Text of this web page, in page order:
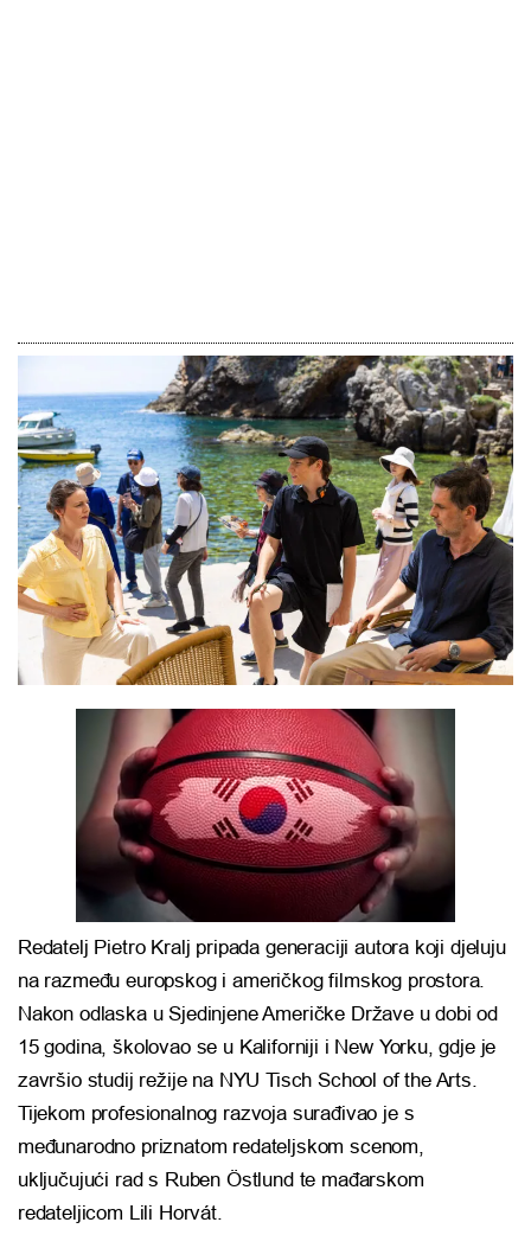
Redatelj Pietro Kralj pripada generaciji autora koji djeluju
na razmeđu europskog i američkog filmskog prostora.
Nakon odlaska u Sjedinjene Američke Države u dobi od
15 godina, školovao se u Kaliforniji i New Yorku, gdje je
završio studij režije na NYU Tisch School of the Arts.
Tijekom profesionalnog razvoja surađivao je s
međunarodno priznatom redateljskom scenom,
uključujući rad s Ruben Östlund te mađarskom
redateljicom Lili Horvát.